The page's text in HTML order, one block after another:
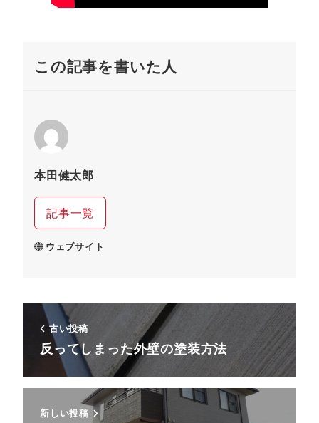
この記事を書いた人
本田健太郎
記事一覧
ウェブサイト
古い投稿
反ってしまった外壁の塗装方法
新しい投稿